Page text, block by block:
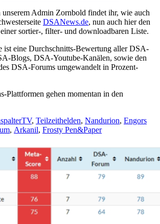
unserem Admin Zornbold findet ihr, wie auch
DSANews.de, nun auch hier den
sortier-, filter- und downloadbaren Liste.
ist eine Durchschnitts-Bewertung aller DSA-
Blogs, DSA-Youtube-Kanälen, sowie den
DSA-Forums umgewandelt in Prozent-
Plattformen gehen momentan in den
, Teilzeithelden, Nandurion, Engors
, Arkanil, Frosty Pen&Paper